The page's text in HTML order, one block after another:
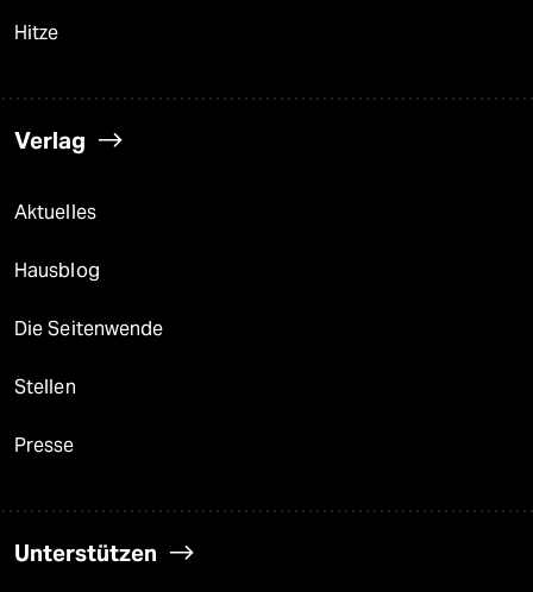
Hitze
Verlag
Aktuelles
Hausblog
Die Seitenwende
Stellen
Presse
Unterstützen